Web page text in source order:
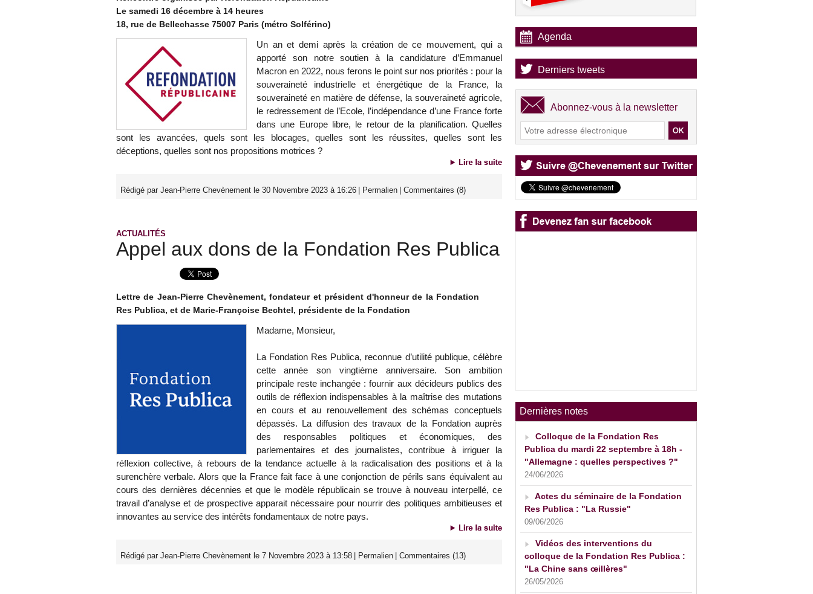
Le samedi 16 décembre à 14 heures
18, rue de Bellechasse 75007 Paris (métro Solférino)
Un an et demi après la création de ce mouvement, qui a
apporté son notre soutien à la candidature d’Emmanuel
Macron en 2022, nous ferons le point sur nos priorités : pour la
souveraineté industrielle et énergétique de la France, la
souveraineté en matière de défense, la souveraineté agricole,
le redressement de l’Ecole, l’indépendance d’une France forte
dans une Europe libre, le retour de la planification. Quelles
sont les avancées, quels sont les blocages, quelles sont les réussites, quelles sont les
déceptions, quelles sont nos propositions motrices ?
Rédigé par Jean-Pierre Chevènement le 30 Novembre 2023 à 16:26 Permalien Commentaires (8)
ACTUALITÉS
Appel aux dons de la Fondation Res Publica
Lettre de Jean-Pierre Chevènement, fondateur et président d'honneur de la Fondation
Res Publica, et de Marie-Françoise Bechtel, présidente de la Fondation
Madame, Monsieur,
La Fondation Res Publica, reconnue d’utilité publique, célèbre
cette année son vingtième anniversaire. Son ambition
principale reste inchangée : fournir aux décideurs publics des
outils de réflexion indispensables à la maîtrise des mutations
en cours et au renouvellement des schémas conceptuels
dépassés. La diffusion des travaux de la Fondation auprès
des responsables politiques et économiques, des
parlementaires et des journalistes, contribue à irriguer la
réflexion collective, à rebours de la tendance actuelle à la radicalisation des positions et à la
surenchère verbale. Alors que la France fait face à une conjonction de périls sans équivalent au
cours des dernières décennies et que le modèle républicain se trouve à nouveau interpellé, ce
travail d’analyse et de prospective apparait nécessaire pour nourrir des politiques ambitieuses et
innovantes au service des intérêts fondamentaux de notre pays.
Rédigé par Jean-Pierre Chevènement le 7 Novembre 2023 à 13:58 Permalien Commentaires (13)
Agenda
Derniers tweets
Abonnez-vous à la newsletter
Dernières notes
Colloque de la Fondation Res
Publica du mardi 22 septembre à 18h -
"Allemagne : quelles perspectives ?"
24/06/2026
Actes du séminaire de la Fondation
Res Publica : "La Russie"
09/06/2026
Vidéos des interventions du
colloque de la Fondation Res Publica :
"La Chine sans œillères"
26/05/2026